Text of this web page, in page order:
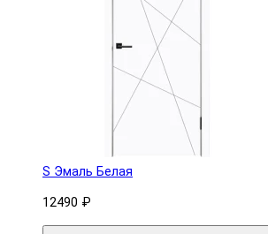
S Эмаль Белая
12490 ₽